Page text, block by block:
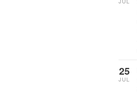
25
JUL